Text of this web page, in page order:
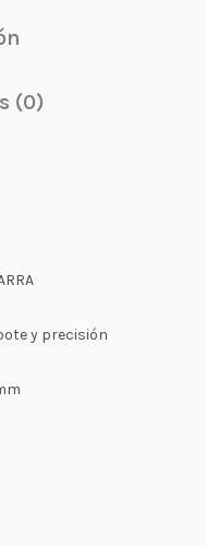
(0)
y precisión